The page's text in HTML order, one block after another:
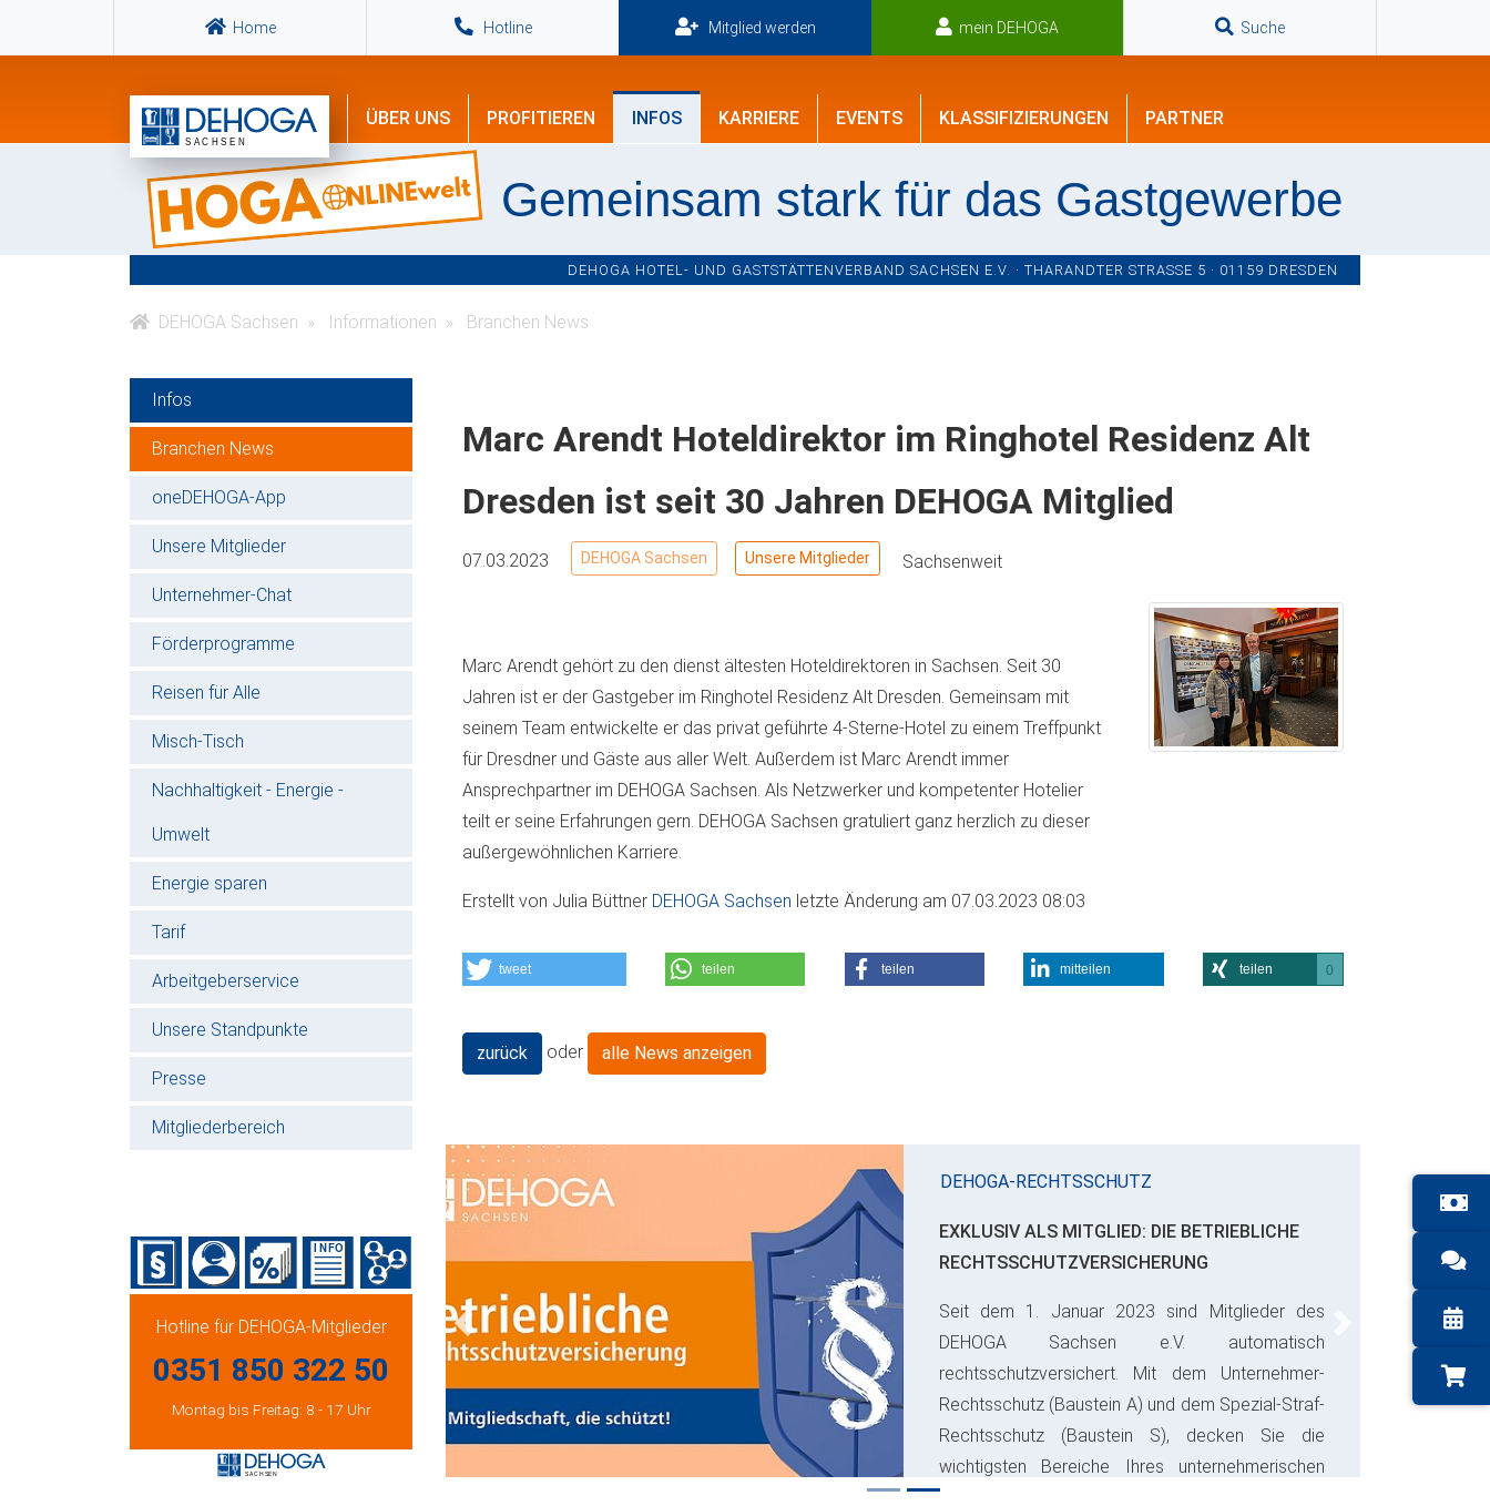
Home Hotline Mitglied werden mein DEHOGA Suche
ÜBER UNS PROFITIEREN INFOS KARRIERE EVENTS KLASSIFIZIERUNGEN PARTNER
Gemeinsam stark für das Gastgewerbe
DEHOGA HOTEL- UND GASTSTÄTTENVERBAND SACHSEN E.V. · THARANDTER STRASSE 5 · 01159 DRESDEN
DEHOGA Sachsen Informationen Branchen News
Infos
Branchen News
oneDEHOGA-App
Unsere Mitglieder
Unternehmer-Chat
Förderprogramme
Reisen für Alle
Misch-Tisch
Nachhaltigkeit - Energie -
Umwelt
Energie sparen
Tarif
Arbeitgeberservice
Unsere Standpunkte
Presse
Mitgliederbereich
Hotline für DEHOGA-Mitglieder
0351 850 322 50
Montag bis Freitag: 8 - 17 Uhr
Marc Arendt Hoteldirektor im Ringhotel Residenz Alt
Dresden ist seit 30 Jahren DEHOGA Mitglied
07.03.2023 DEHOGA Sachsen Unsere Mitglieder Sachsenweit
Marc Arendt gehört zu den dienst ältesten Hoteldirektoren in Sachsen. Seit 30
Jahren ist er der Gastgeber im Ringhotel Residenz Alt Dresden. Gemeinsam mit
seinem Team entwickelte er das privat geführte 4-Sterne-Hotel zu einem Treffpunkt
für Dresdner und Gäste aus aller Welt. Außerdem ist Marc Arendt immer
Ansprechpartner im DEHOGA Sachsen. Als Netzwerker und kompetenter Hotelier
teilt er seine Erfahrungen gern. DEHOGA Sachsen gratuliert ganz herzlich zu dieser
außergewöhnlichen Karriere.
Erstellt von Julia Büttner DEHOGA Sachsen letzte Änderung am 07.03.2023 08:03
tweet teilen teilen mitteilen teilen 0
zurück oder alle News anzeigen
DEHOGA-RECHTSSCHUTZ
EXKLUSIV ALS MITGLIED: DIE BETRIEBLICHE
RECHTSSCHUTZVERSICHERUNG
Seit dem 1. Januar 2023 sind Mitglieder des
DEHOGA Sachsen e.V. automatisch
rechtsschutzversichert. Mit dem Unternehmer-
Rechtsschutz (Baustein A) und dem Spezial-Straf-
Rechtsschutz (Baustein S), decken Sie die
wichtigsten Bereiche Ihres unternehmerischen
Risikos ab und sparen bares Geld.
Previous